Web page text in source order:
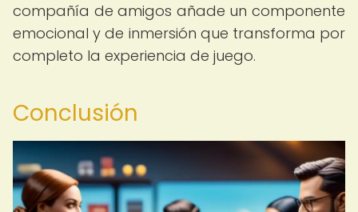
compañía de amigos añade un componente
emocional y de inmersión que transforma por
completo la experiencia de juego.
Conclusión